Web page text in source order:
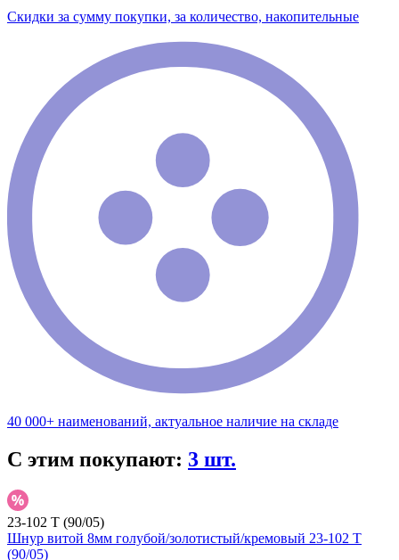
Скидки за сумму покупки, за количество, накопительные
40 000+ наименований, актуальное наличие на складе
С этим покупают: 3 шт.
23-102 T (90/05)
Шнур витой 8мм голубой/золотистый/кремовый 23-102 T
(90/05)